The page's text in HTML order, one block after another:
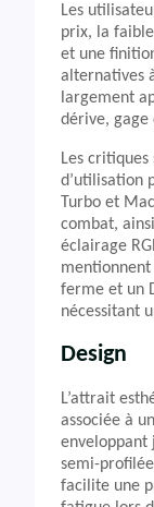
Les
prix, la
et une
alternatives
largement
dérive, gage
Les
d’utilisation
Turbo et
combat,
éclairage
ferme et un
nécessitant
Design
L’attrait
associée à
enveloppant
semi-
facilite une